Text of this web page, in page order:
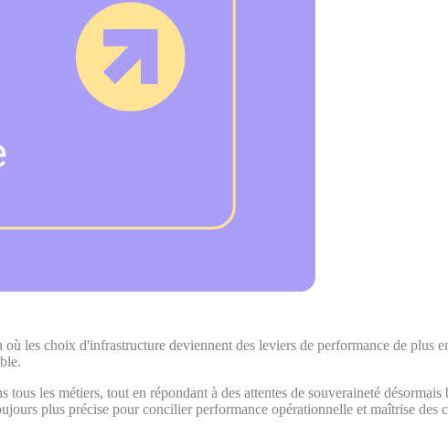
les choix d'infrastructure deviennent des leviers de performance de plus
les métiers, tout en répondant à des attentes de souveraineté désormais
plus précise pour concilier performance opérationnelle et maîtrise des